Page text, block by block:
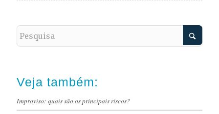
Veja também:
Improviso: quais são os principais riscos?